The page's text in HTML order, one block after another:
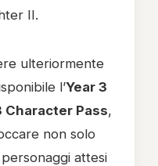
II.
ulteriormente
l’Year 3
Character Pass,
non solo
attesi